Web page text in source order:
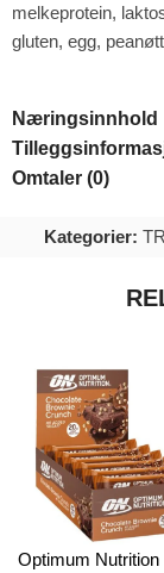
melkeprotein,
gluten, egg,
Næringsinnhold
Omtaler (0)
Kategorier:
Optimum Nutrition